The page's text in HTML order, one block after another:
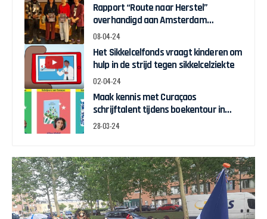
Rapport “Route naar Herstel”
overhandigd aan Amsterdam
Wethouder Touria Meliani
08-04-24
Het Sikkelcelfonds vraagt kinderen om
hulp in de strijd tegen sikkelcelziekte
02-04-24
Maak kennis met Curaçaos
schrijftalent tijdens boekentour in
april
28-03-24